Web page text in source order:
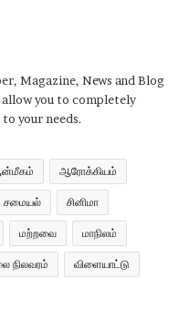
Magazine, News and Blog
you to completely
your needs.
ஆரோக்கியம்
சமையல் சினிமா
மற்றவை மாநிலம்
நிலவரம் விளையாட்டு